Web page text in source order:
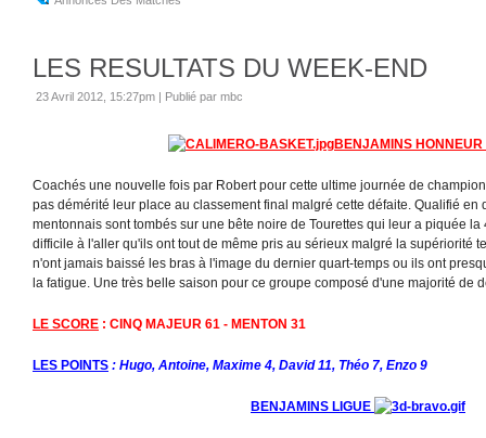
LES RESULTATS DU WEEK-END
23 Avril 2012, 15:27pm | Publié par mbc
BENJAMINS HONNEUR
Coachés une nouvelle fois par Robert pour cette ultime journée de
pas démérité leur place au classement final malgré cette défaite. Qualifié en
mentonnais sont tombés sur une bête noire de Tourettes qui leur a piquée
difficile à l'aller qu'ils ont tout de même pris au sérieux malgré la supériorité
n'ont jamais baissé les bras à l'image du dernier quart-temps ou ils ont
la fatigue. Une très belle saison pour ce groupe composé d'une majorité de
LE SCORE : CINQ MAJEUR 61 - MENTON 31
LES POINTS : Hugo, Antoine, Maxime 4, David 11, Théo 7, Enzo 9
BENJAMINS LIGUE